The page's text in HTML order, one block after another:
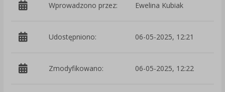
Wprowadzono przez: Ewelina Kubiak
Udostępniono: 06-05-2025, 12:21
Zmodyfikowano: 06-05-2025, 12:22